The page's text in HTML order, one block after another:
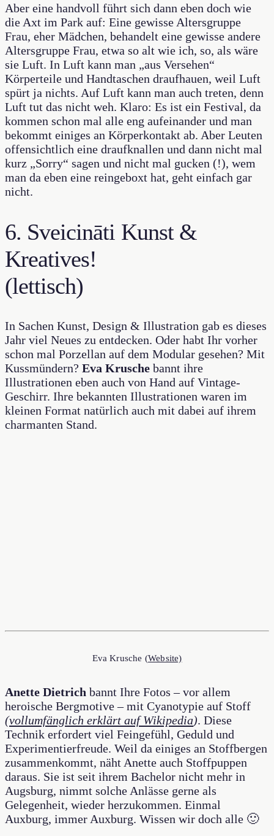
Aber eine handvoll führt sich dann eben doch wie
die Axt im Park auf: Eine gewisse Altersgruppe
Frau, eher Mädchen, behandelt eine gewisse andere
Altersgruppe Frau, etwa so alt wie ich, so, als wäre
sie Luft. In Luft kann man „aus Versehen“
Körperteile und Handtaschen draufhauen, weil Luft
spürt ja nichts. Auf Luft kann man auch treten, denn
Luft tut das nicht weh. Klaro: Es ist ein Festival, da
kommen schon mal alle eng aufeinander und man
bekommt einiges an Körperkontakt ab. Aber Leuten
offensichtlich eine draufknallen und dann nicht mal
kurz „Sorry“ sagen und nicht mal gucken (!), wem
man da eben eine reingeboxt hat, geht einfach gar
nicht.
6. Sveicināti Kunst &
Kreatives!
(lettisch)
In Sachen Kunst, Design & Illustration gab es dieses
Jahr viel Neues zu entdecken. Oder habt Ihr vorher
schon mal Porzellan auf dem Modular gesehen? Mit
Kussmündern? Eva Krusche bannt ihre
Illustrationen eben auch von Hand auf Vintage-
Geschirr. Ihre bekannten Illustrationen waren im
kleinen Format natürlich auch mit dabei auf ihrem
charmanten Stand.
Eva Krusche (Website)
Anette Dietrich bannt Ihre Fotos – vor allem
heroische Bergmotive – mit Cyanotypie auf Stoff
(vollumfänglich erklärt auf Wikipedia). Diese
Technik erfordert viel Feingefühl, Geduld und
Experimentierfreude. Weil da einiges an Stoffbergen
zusammenkommt, näht Anette auch Stoffpuppen
daraus. Sie ist seit ihrem Bachelor nicht mehr in
Augsburg, nimmt solche Anlässe gerne als
Gelegenheit, wieder herzukommen. Einmal
Auxburg, immer Auxburg. Wissen wir doch alle 🙂